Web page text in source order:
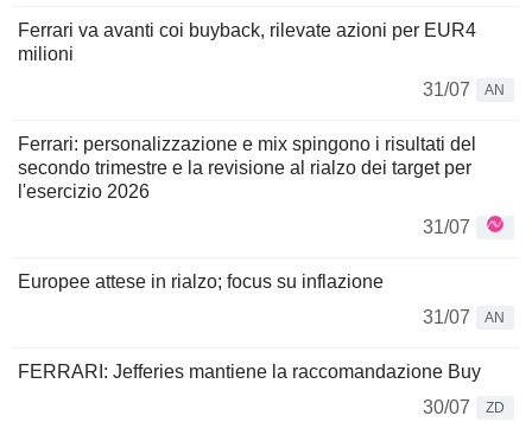
Ferrari va avanti coi buyback, rilevate azioni per EUR4
milioni
31/07
AN
Ferrari: personalizzazione e mix spingono i risultati del
secondo trimestre e la revisione al rialzo dei target per
l'esercizio 2026
31/07
Europee attese in rialzo; focus su inflazione
31/07
AN
FERRARI: Jefferies mantiene la raccomandazione Buy
30/07
ZD